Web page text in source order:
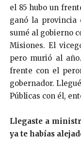
el 85 hubo un
ganó la provincia
sumé al gobierno
Misiones. El
pero murió al
frente con el
gobernador.
Públicas con él,
Llegaste a
ya te habías